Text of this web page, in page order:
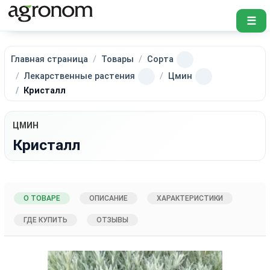
☰
Главная страница Товары
Сорта
Лекарственные растения
Цмин
Кристалл
ЦМИН
Кристалл
О ТОВАРЕ ОПИСАНИЕ ХАРАКТЕРИСТИКИ
ГДЕ КУПИТЬ ОТЗЫВЫ